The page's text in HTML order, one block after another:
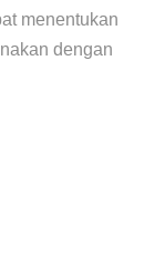
menentukan
dengan